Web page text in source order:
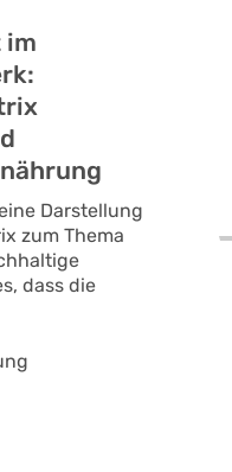
im
Darstellung
zum Thema
dass die